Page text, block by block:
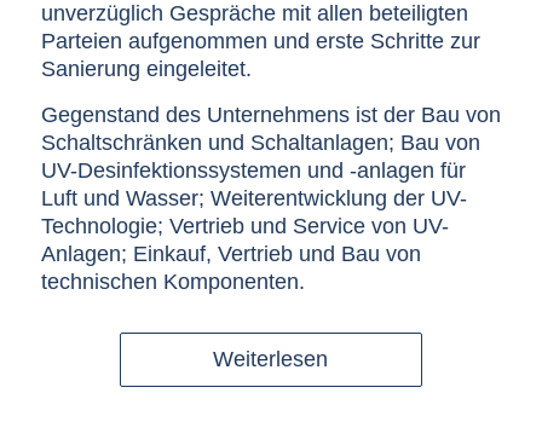
unverzüglich Gespräche mit allen beteiligten
Parteien aufgenommen und erste Schritte zur
Sanierung eingeleitet.
Gegenstand des Unternehmens ist der Bau von
Schaltschränken und Schaltanlagen; Bau von
UV-Desinfektionssystemen und -anlagen für
Luft und Wasser; Weiterentwicklung der UV-
Technologie; Vertrieb und Service von UV-
Anlagen; Einkauf, Vertrieb und Bau von
technischen Komponenten.
Weiterlesen